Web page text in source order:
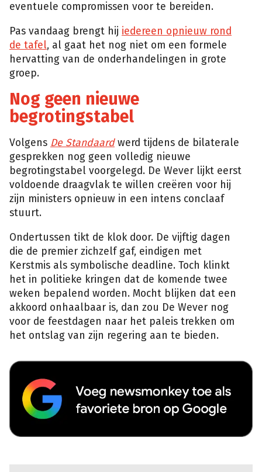
eventuele compromissen voor te bereiden.
Pas vandaag brengt hij iedereen opnieuw rond
de tafel, al gaat het nog niet om een formele
hervatting van de onderhandelingen in grote
groep.
Nog geen nieuwe
begrotingstabel
Volgens De Standaardwerd tijdens de bilaterale
gesprekken nog geen volledig nieuwe
begrotingstabel voorgelegd. De Wever lijkt eerst
voldoende draagvlak te willen creëren voor hij
zijn ministers opnieuw in een intens conclaaf
stuurt.
Ondertussen tikt de klok door. De vijftig dagen
die de premier zichzelf gaf, eindigen met
Kerstmis als symbolische deadline. Toch klinkt
het in politieke kringen dat de komende twee
weken bepalend worden. Mocht blijken dat een
akkoord onhaalbaar is, dan zou De Wever nog
voor de feestdagen naar het paleis trekken om
het ontslag van zijn regering aan te bieden.